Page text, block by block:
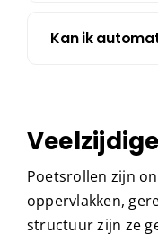
Kan ik
Poetsrollen zijn
oppervlakken,
structuur zijn ze